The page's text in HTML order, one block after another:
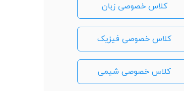
کلاس خصوصی زبان
کلاس خصوصی فیزیک
کلاس خصوصی شیمی